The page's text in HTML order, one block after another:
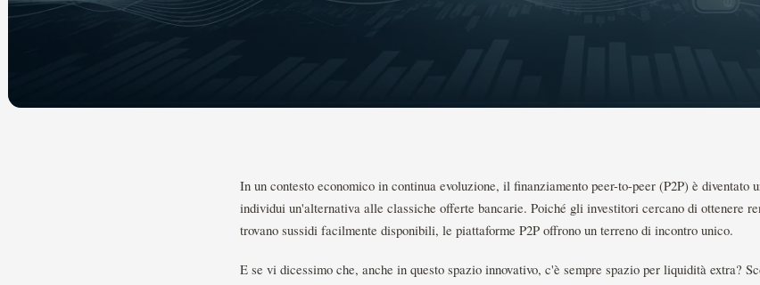
In un contesto economico in continua evoluzione, il finanziamento peer-to-peer (P2P) è diventato
individui un'alternativa alle classiche offerte bancarie. Poiché gli investitori cercano di ottenere
trovano sussidi facilmente disponibili, le piattaforme P2P offrono un terreno di incontro unico.
E se vi dicessimo che, anche in questo spazio innovativo, c'è sempre spazio per liquidità extra?